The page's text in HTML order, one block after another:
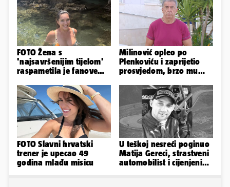
FOTO Žena s
'najsavršenijim tijelom'
raspametila je fanove
plićaka
Milinović opleo po
Plenkoviću i zaprijetio
prosvjedom, brzo mu
Gospića
FOTO Slavni hrvatski
trener je upecao 49
godina mlađu misicu
U teškoj nesreći poginuo
Matija Gereci, strastveni
automobilist i cijenjeni